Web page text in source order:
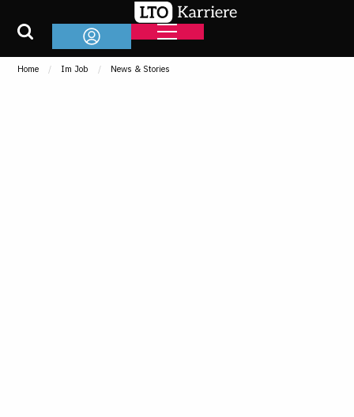
Home Im Job News & Stories